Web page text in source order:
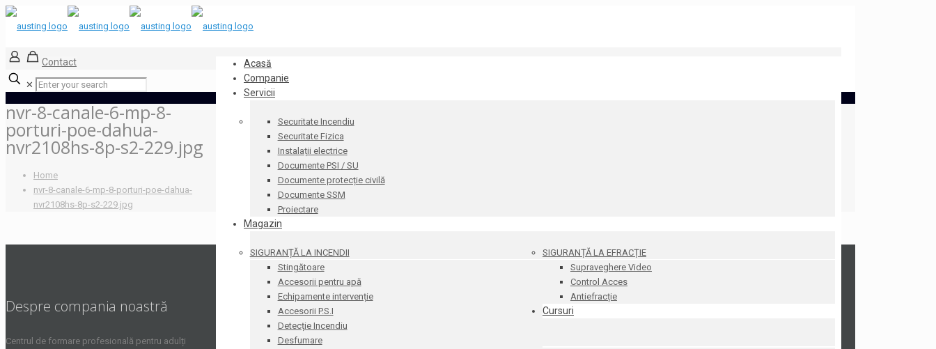
Acasă
Companie
Servicii
Securitate Incendiu
Securitate Fizica
Instalații electrice
Documente PSI / SU
Documente protecție civilă
Documente SSM
Proiectare
Magazin
SIGURANȚĂ LA INCENDII
Stingătoare
Accesorii pentru apă
Echipamente intervenție
Accesorii P.S.I
Detecție Incendiu
Desfumare
SIGURANȚĂ LA EFRACȚIE
Supraveghere Video
Control Acces
Antiefracție
Cursuri
Contact
✕
nvr-8-canale-6-mp-8-
porturi-poe-dahua-
nvr2108hs-8p-s2-229.jpg
Home
nvr-8-canale-6-mp-8-porturi-poe-dahua-
nvr2108hs-8p-s2-229.jpg
Despre compania noastră
Centrul de formare profesională pentru adulți